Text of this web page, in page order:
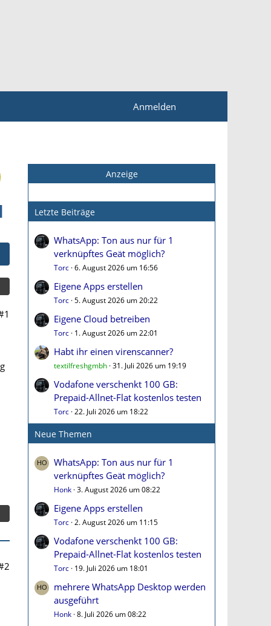
Anmelden
Anzeige
Letzte Beiträge
WhatsApp: Ton aus nur für 1
verknüpftes Geät möglich?
Torc 6. August 2026 um 16:56
Eigene Apps erstellen
Torc 5. August 2026 um 20:22
Eigene Cloud betreiben
Torc 1. August 2026 um 22:01
Habt ihr einen virenscanner?
textilfreshgmbh 31. Juli 2026 um 19:19
Vodafone verschenkt 100 GB:
Prepaid-Allnet-Flat kostenlos testen
Torc 22. Juli 2026 um 18:22
Neue Themen
WhatsApp: Ton aus nur für 1
verknüpftes Geät möglich?
Honk 3. August 2026 um 08:22
Eigene Apps erstellen
Torc 2. August 2026 um 11:15
Vodafone verschenkt 100 GB:
Prepaid-Allnet-Flat kostenlos testen
Torc 19. Juli 2026 um 18:01
mehrere WhatsApp Desktop werden
ausgeführt
Honk 8. Juli 2026 um 08:22